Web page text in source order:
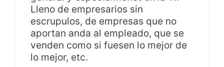
Lleno de empresarios sin
escrupulos, de empresas que no
aportan anda al empleado, que se
venden como si fuesen lo mejor de
lo mejor, etc.